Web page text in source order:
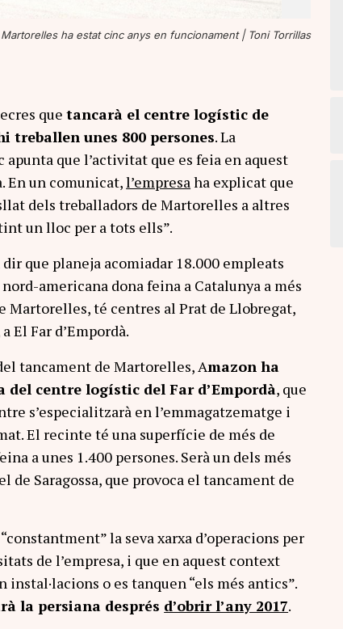
ha estat cinc anys en funcionament | Toni Torrillas
quetancarà el centre logístic de
treballen unes 800 persones. La
que l’activitat que es feia en aquest
En un comunicat,l’empresaha explicat que
dels treballadors de Martorelles a altres
un lloc per a tots ells”.
que planeja acomiadar 18.000 empleats
americana dona feina a Catalunya a més
Martorelles, té centres al Prat de Llobregat,
El Far d’Empordà.
tancament de Martorelles, Amazon ha
del centre logístic del Far d’Empordà, que
s’especialitzarà en l’emmagatzematge i
El recinte té una superfície de més de
a unes 1.400 persones. Serà un dels més
de Saragossa, que provoca el tancament de
la seva xarxa d’operacions per
de l’empresa, i que en aquest context
instal·lacions o es tanquen “els més antics”.
la persiana després d’obrir l’any 2017.